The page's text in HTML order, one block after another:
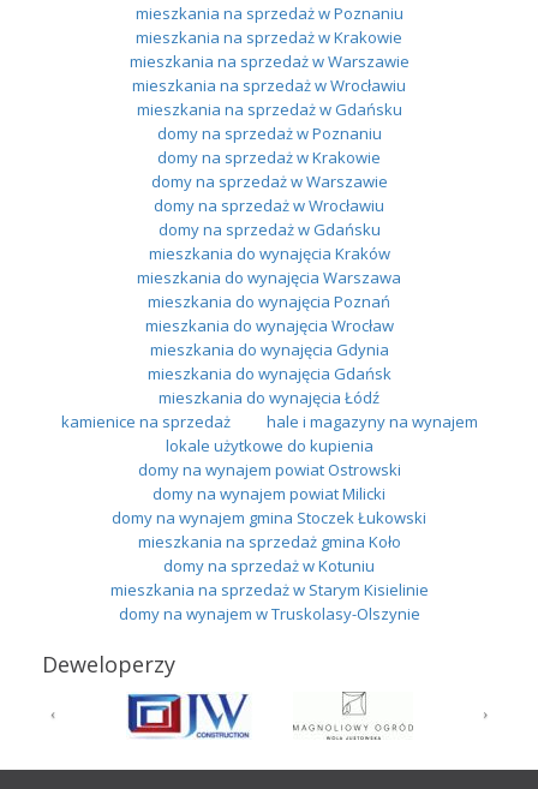
mieszkania na sprzedaż w Poznaniu
mieszkania na sprzedaż w Krakowie
mieszkania na sprzedaż w Warszawie
mieszkania na sprzedaż w Wrocławiu
mieszkania na sprzedaż w Gdańsku
domy na sprzedaż w Poznaniu
domy na sprzedaż w Krakowie
domy na sprzedaż w Warszawie
domy na sprzedaż w Wrocławiu
domy na sprzedaż w Gdańsku
mieszkania do wynajęcia Kraków
mieszkania do wynajęcia Warszawa
mieszkania do wynajęcia Poznań
mieszkania do wynajęcia Wrocław
mieszkania do wynajęcia Gdynia
mieszkania do wynajęcia Gdańsk
mieszkania do wynajęcia Łódź
kamienice na sprzedaż
hale i magazyny na wynajem
lokale użytkowe do kupienia
domy na wynajem powiat Ostrowski
domy na wynajem powiat Milicki
domy na wynajem gmina Stoczek Łukowski
mieszkania na sprzedaż gmina Koło
domy na sprzedaż w Kotuniu
mieszkania na sprzedaż w Starym Kisielinie
domy na wynajem w Truskolasy-Olszynie
Deweloperzy